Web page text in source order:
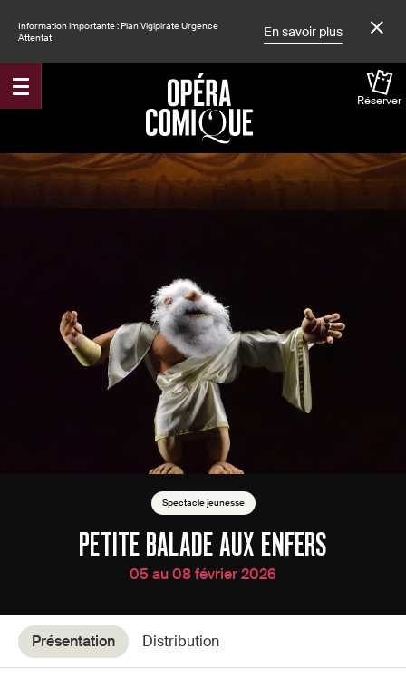
Information importante : Plan Vigipirate Urgence
Attentat
En savoir plus
Réserver
Accueil
Spectacle jeunesse
PETITE BALADE AUX ENFERS
05 au 08 février 2026
Présentation Distribution